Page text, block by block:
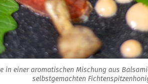
in einer aromatischen Mischung aus
selbstgemachten